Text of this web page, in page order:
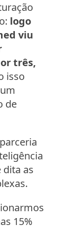
logo
viu
três,
isso
de
as
15%